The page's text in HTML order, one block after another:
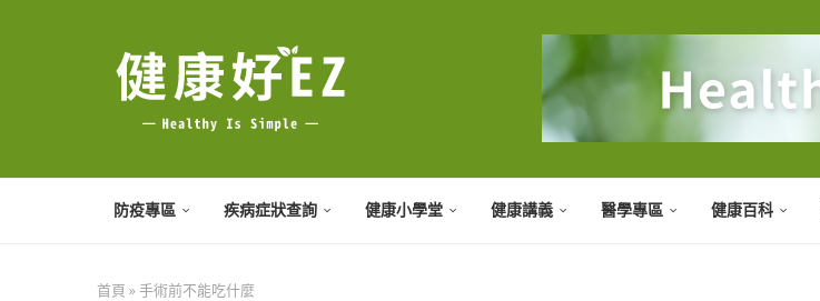
防疫專區 疾病症狀查詢 健康小學堂 健康講義 醫學專區 健康百科
首頁 »手術前不能吃什麼